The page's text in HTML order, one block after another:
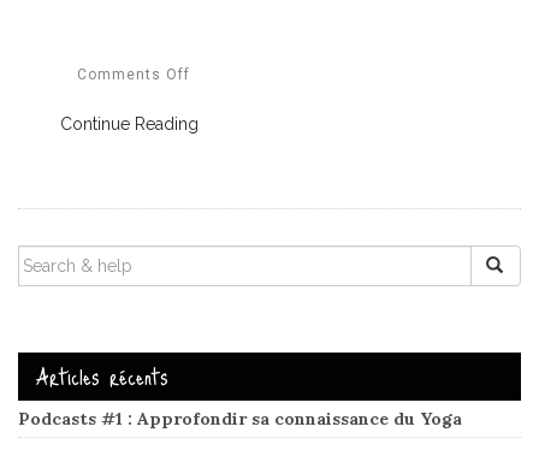
Comments Off
Continue Reading
SEARCH
FOR:
Articles récents
Podcasts #1 : Approfondir sa connaissance du Yoga